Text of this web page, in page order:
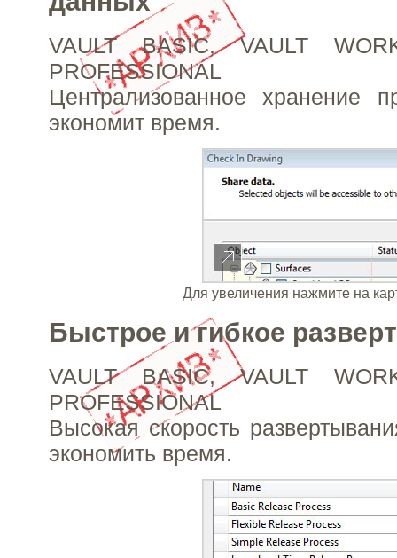
VAULT BASIC, VAULT
PROFESSIONAL
Централизованное хранение
экономит время.
Для увеличения нажмите на
Быстрое и гибкое
VAULT BASIC, VAULT
PROFESSIONAL
Высокая скорость
экономить время.